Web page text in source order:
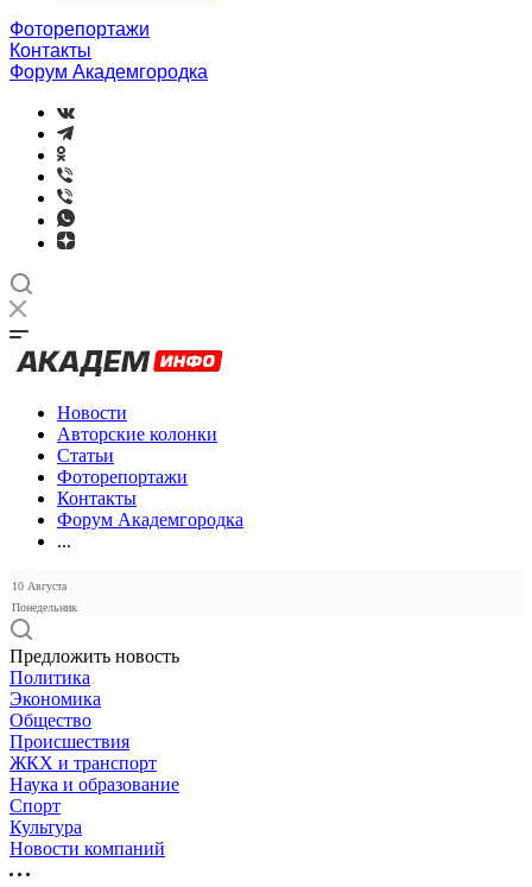
Фоторепортажи
Контакты
Форум Академгородка
Новости
Авторские колонки
Статьи
Фоторепортажи
Контакты
Форум Академгородка
...
10 Августа
Понедельник
Предложить новость
Политика
Экономика
Общество
Происшествия
ЖКХ и транспорт
Наука и образование
Спорт
Культура
Новости компаний